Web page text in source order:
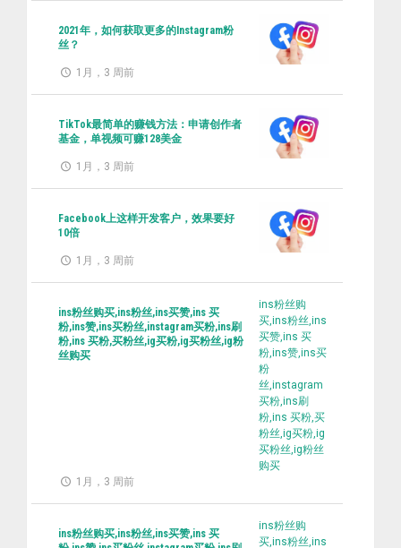
2021年，如何获取更多的Instagram粉
丝？
1月，3 周前
TikTok最简单的赚钱方法：申请创作者
基金，单视频可赚128美金
1月，3 周前
Facebook上这样开发客户，效果要好
10倍
1月，3 周前
ins粉丝购
买,ins粉丝,ins
买赞,ins 买
粉,ins赞,ins买
粉
丝,instagram
买粉,ins刷
粉,ins 买粉,买
粉丝,ig买粉,ig
买粉丝,ig粉丝
购买
ins粉丝购买,ins粉丝,ins买赞,ins 买
粉,ins赞,ins买粉丝,instagram买粉,ins刷
粉,ins 买粉,买粉丝,ig买粉,ig买粉丝,ig粉
丝购买
1月，3 周前
ins粉丝购
买,ins粉丝,ins
ins粉丝购买,ins粉丝,ins买赞,ins 买